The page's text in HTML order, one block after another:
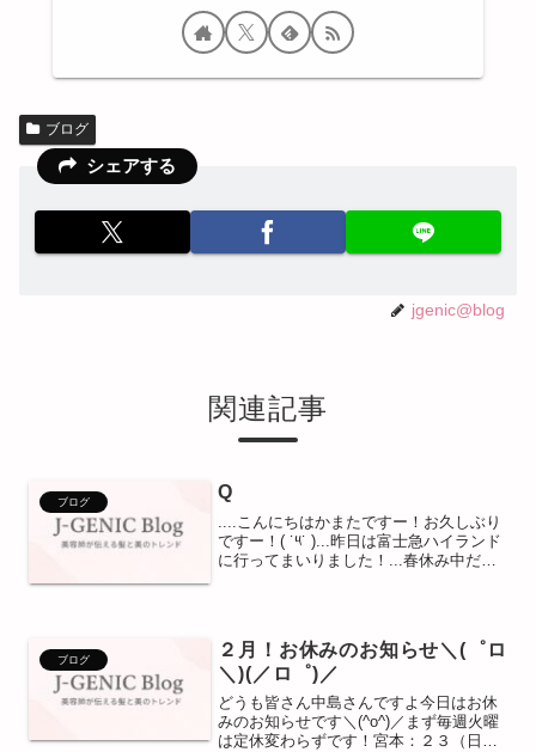
ブログ
シェアする
jgenic@blog
関連記事
ブログ Q
....こんにちはかまたですー！お久しぶり
ですー！( ˙༥˙ )...昨日は富士急ハイランド
に行ってまいりました！...春休み中だか
ブログ
２月！お休みのお知らせ＼(゜ロ
＼)(／ロ゜)／
どうも皆さん中島さんですよ今日はお休
みのお知らせです＼(^o^)／まず毎週火曜
は定休変わらずです！宮本：２３（日）